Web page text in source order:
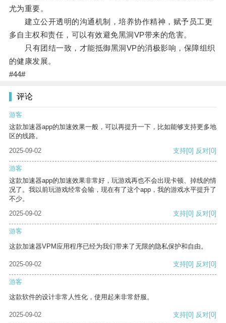
尤为重要。
建立公开透明的沟通机制，培养协作精神，赋予员工更
多自主权和责任，可以有效避免黑洞VP带来的危害。
只有团结一致，才能抵御黑洞VP的消极影响，保障组织
的健康发展。
#44#
评论
游客
这款加速器app的加速效果一般，可以再提升一下，比如能够支持更多地
区的线路。
2025-09-02
支持[0] 反对[0]
游客
这款加速器app的加速效果非常好，玩游戏再也不会出现卡顿、掉线的情
况了。我以前玩游戏经常会输，现在有了这个app，我的游戏水平提升了
不少。
2025-09-02
支持[0] 反对[0]
游客
这款加速器VPM应用程序已经为我们带来了无限的隐私保护和自由。
2025-09-02 支持[0] 反对[0]
游客
这款软件的设计非常人性化，使用起来非常舒服。
2025-09-02 支持[0] 反对[0]